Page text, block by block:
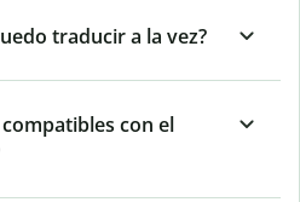
traducir a la vez?
con el